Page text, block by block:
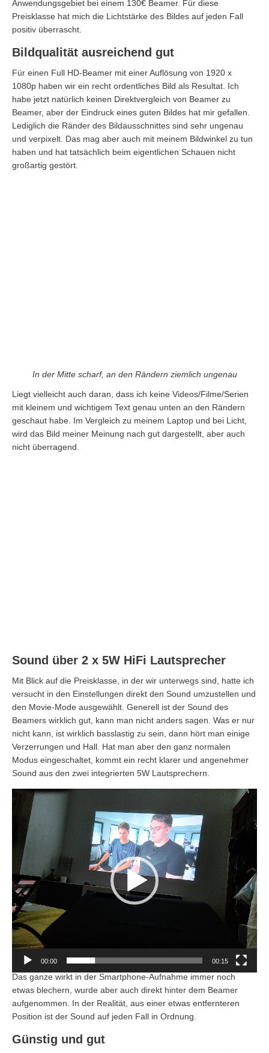
Anwendungsgebiet bei einem 130€ Beamer. Für diese
Preisklasse hat mich die Lichtstärke des Bildes auf jeden Fall
positiv überrascht.
Bildqualität ausreichend gut
Für einen Full HD-Beamer mit einer Auflösung von 1920 x
1080p haben wir ein recht ordentliches Bild als Resultat. Ich
habe jetzt natürlich keinen Direktvergleich von Beamer zu
Beamer, aber der Eindruck eines guten Bildes hat mir gefallen.
Lediglich die Ränder des Bildausschnittes sind sehr ungenau
und verpixelt. Das mag aber auch mit meinem Bildwinkel zu tun
haben und hat tatsächlich beim eigentlichen Schauen nicht
großartig gestört.
In der Mitte scharf, an den Rändern ziemlich ungenau
Liegt vielleicht auch daran, dass ich keine Videos/Filme/Serien
mit kleinem und wichtigem Text genau unten an den Rändern
geschaut habe. Im Vergleich zu meinem Laptop und bei Licht,
wird das Bild meiner Meinung nach gut dargestellt, aber auch
nicht überragend.
Sound über 2 x 5W HiFi Lautsprecher
Mit Blick auf die Preisklasse, in der wir unterwegs sind, hatte ich
versucht in den Einstellungen direkt den Sound umzustellen und
den Movie-Mode ausgewählt. Generell ist der Sound des
Beamers wirklich gut, kann man nicht anders sagen. Was er nur
nicht kann, ist wirklich basslastig zu sein, dann hört man einige
Verzerrungen und Hall. Hat man aber den ganz normalen
Modus eingeschaltet, kommt ein recht klarer und angenehmer
Sound aus den zwei integrierten 5W Lautsprechern.
Video-
Player
00:00 00:15
Das ganze wirkt in der Smartphone-Aufnahme immer noch
etwas blechern, wurde aber auch direkt hinter dem Beamer
aufgenommen. In der Realität, aus einer etwas entfernteren
Position ist der Sound auf jeden Fall in Ordnung.
Günstig und gut